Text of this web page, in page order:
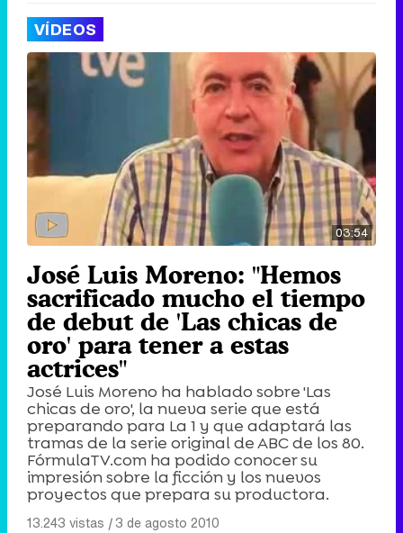
VÍDEOS
03:54
José Luis Moreno: "Hemos
sacrificado mucho el tiempo
de debut de 'Las chicas de
oro' para tener a estas
actrices"
José Luis Moreno ha hablado sobre 'Las
chicas de oro', la nueva serie que está
preparando para La 1 y que adaptará las
tramas de la serie original de ABC de los 80.
FórmulaTV.com ha podido conocer su
impresión sobre la ficción y los nuevos
proyectos que prepara su productora.
13.243 vistas |3 de agosto 2010